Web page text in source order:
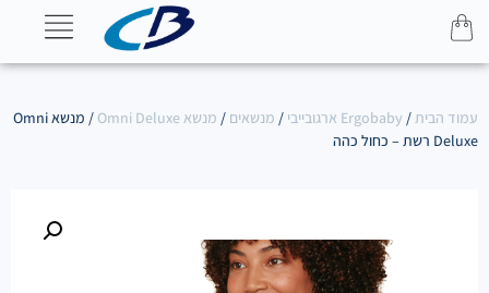
עמוד הבית/ Ergobaby ארגובייבי / מנשאים / מנשא Omni Deluxe
/ מנשא Omni
Deluxe רשת – כחול כהה